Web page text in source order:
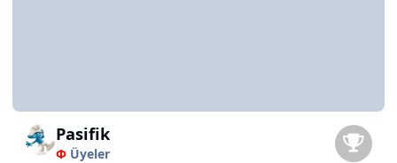
Pasifik
Φ Üyeler